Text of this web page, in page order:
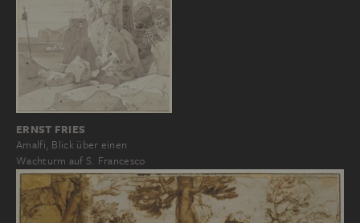
ERNST FRIES
Amalfi, Blick über einen
Wachturm auf S. Francesco